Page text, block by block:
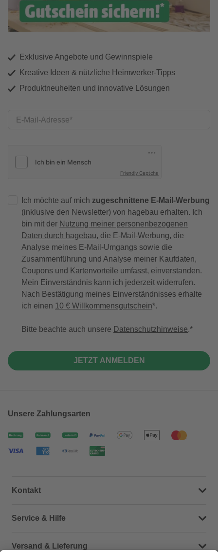
Exklusive Angebote und Gewinnspiele
Kreative Ideen & nützliche Heimwerker-Tipps
Produktneuheiten und innovative Lösungen
E-Mail-Adresse
Friendly Captcha
Ich möchte auf mich zugeschnittene E-Mail-Werbung
(inklusive den Newsletter) von hagebau erhalten. Ich
bin mit der Nutzung meiner personenbezogenen
Daten durch hagebau, die E-Mail-Werbung, die
Analyse meines E-Mail-Umgangs sowie die
Zusammenführung und Analyse meiner Kaufdaten,
Coupons und Kartenvorteile umfasst, einverstanden.
Mein Einverständnis kann ich jederzeit widerrufen.
Nach Bestätigung meines Einverständnisses erhalte
ich einen 10 € Willkommensgutschein*.
Bitte beachte auch unsere Datenschutzhinweise.
JETZT ANMELDEN
Unsere Zahlungsarten
Kontakt
Dein Kontakt zu uns
Service & Hilfe
Häufige Fragen (FAQ)
Versand & Lieferung